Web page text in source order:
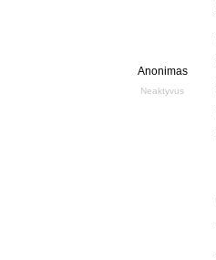
Anonimas
Neaktyvus